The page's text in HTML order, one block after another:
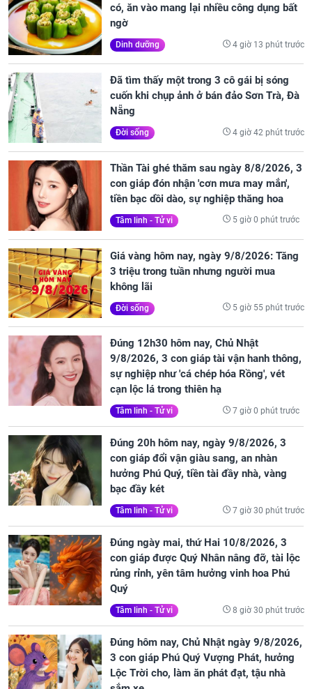
có, ăn vào mang lại nhiều công dụng bất
ngờ
Dinh dưỡng 4 giờ 13 phút trước
Đã tìm thấy một trong 3 cô gái bị sóng
cuốn khi chụp ảnh ở bán đảo Sơn Trà, Đà
Nẵng
Đời sống 4 giờ 42 phút trước
Thần Tài ghé thăm sau ngày 8/8/2026, 3
con giáp đón nhận 'cơn mưa may mắn',
tiền bạc dồi dào, sự nghiệp thăng hoa
Tâm linh - Tử vi 5 giờ 0 phút trước
Giá vàng hôm nay, ngày 9/8/2026: Tăng
3 triệu trong tuần nhưng người mua
không lãi
Đời sống 5 giờ 55 phút trước
Đúng 12h30 hôm nay, Chủ Nhật
9/8/2026, 3 con giáp tài vận hanh thông,
sự nghiệp như 'cá chép hóa Rồng', vét
cạn lộc lá trong thiên hạ
Tâm linh - Tử vi 7 giờ 0 phút trước
Đúng 20h hôm nay, ngày 9/8/2026, 3
con giáp đổi vận giàu sang, an nhàn
hưởng Phú Quý, tiền tài đầy nhà, vàng
bạc đầy két
Tâm linh - Tử vi 7 giờ 30 phút trước
Đúng ngày mai, thứ Hai 10/8/2026, 3
con giáp được Quý Nhân nâng đỡ, tài lộc
rủng rỉnh, yên tâm hưởng vinh hoa Phú
Quý
Tâm linh - Tử vi 8 giờ 30 phút trước
Đúng hôm nay, Chủ Nhật ngày 9/8/2026,
3 con giáp Phú Quý Vượng Phát, hưởng
Lộc Trời cho, làm ăn phát đạt, tậu nhà